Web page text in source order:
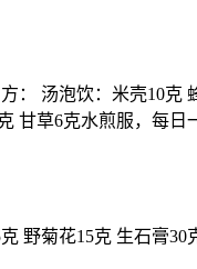
： 汤泡饮：米壳10克
甘草6克水煎服，每日
野菊花15克 生石膏30